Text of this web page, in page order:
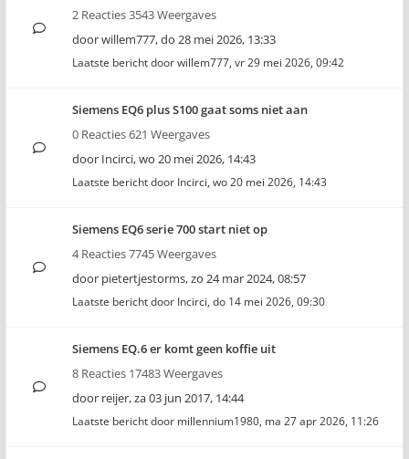
2 Reacties 3543 Weergaves
doorwillem777,do 28 mei 2026, 13:33
Laatste bericht doorwillem777, vr 29 mei 2026, 09:42
Siemens EQ6 plus S100 gaat soms niet aan
0 Reacties 621 Weergaves
door Incirci,wo 20 mei 2026, 14:43
Laatste bericht door Incirci, wo 20 mei 2026, 14:43
Siemens EQ6 serie 700 start niet op
4 Reacties 7745 Weergaves
door pietertjestorms,zo 24 mar 2024, 08:57
Laatste bericht door Incirci, do 14 mei 2026, 09:30
Siemens EQ.6 er komt geen koffie uit
8 Reacties 17483 Weergaves
door reijer,za 03 jun 2017, 14:44
Laatste bericht door millennium1980, ma 27 apr 2026, 11:26